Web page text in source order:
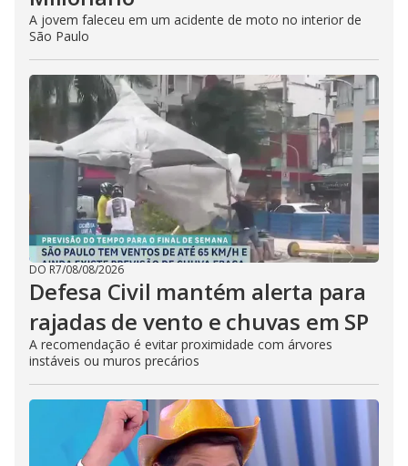
A jovem faleceu em um acidente de moto no interior de
São Paulo
DO R7/08/08/2026
Defesa Civil mantém alerta para
rajadas de vento e chuvas em SP
A recomendação é evitar proximidade com árvores
instáveis ou muros precários